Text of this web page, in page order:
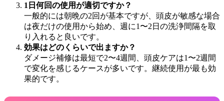
1日何回の使用が適切ですか？
一般的には朝晩の2回が基本ですが、頭皮が敏感な場合
は夜だけの使用から始め、週に1〜2日の洗浄間隔を取
り入れると良いです。
効果はどのくらいで出ますか？
ダメージ補修は最短で2〜4週間、頭皮ケアは1〜2週間
で変化を感じるケースが多いです。継続使用が最も効
果的です。